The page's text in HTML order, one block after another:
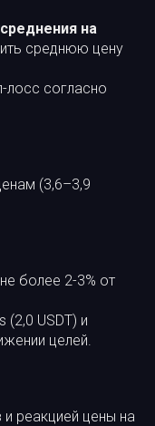
на
среднюю цену
лосс согласно
(3,6–3,9
более 2-3% от
(2,0 USDT) и
целей.
реакцией цены на